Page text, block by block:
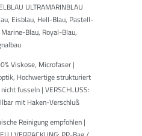
ULTRAMARINBLAU
Eisblau, Hell-Blau, Pastell-
Blau, Royal-Blau,
Viskose, Microfaser |
Hochwertige strukturiert
fusseln | VERSCHLUSS:
mit Haken-Verschluß
Reinigung empfohlen |